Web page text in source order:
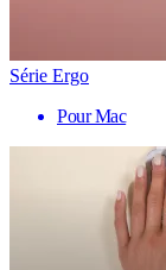
Série Ergo
Pour Mac